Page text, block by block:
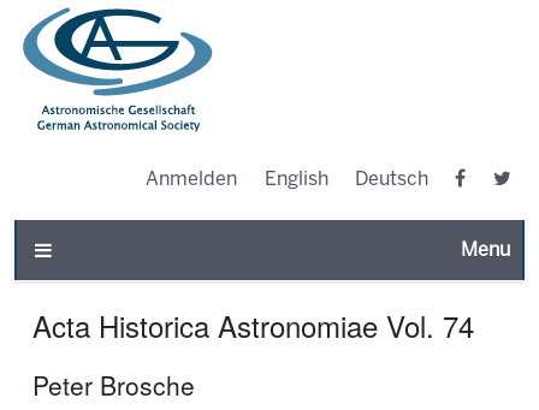
Anmelden English Deutsch
Toggle
Acta Historica Astronomiae Vol. 74
Peter Brosche